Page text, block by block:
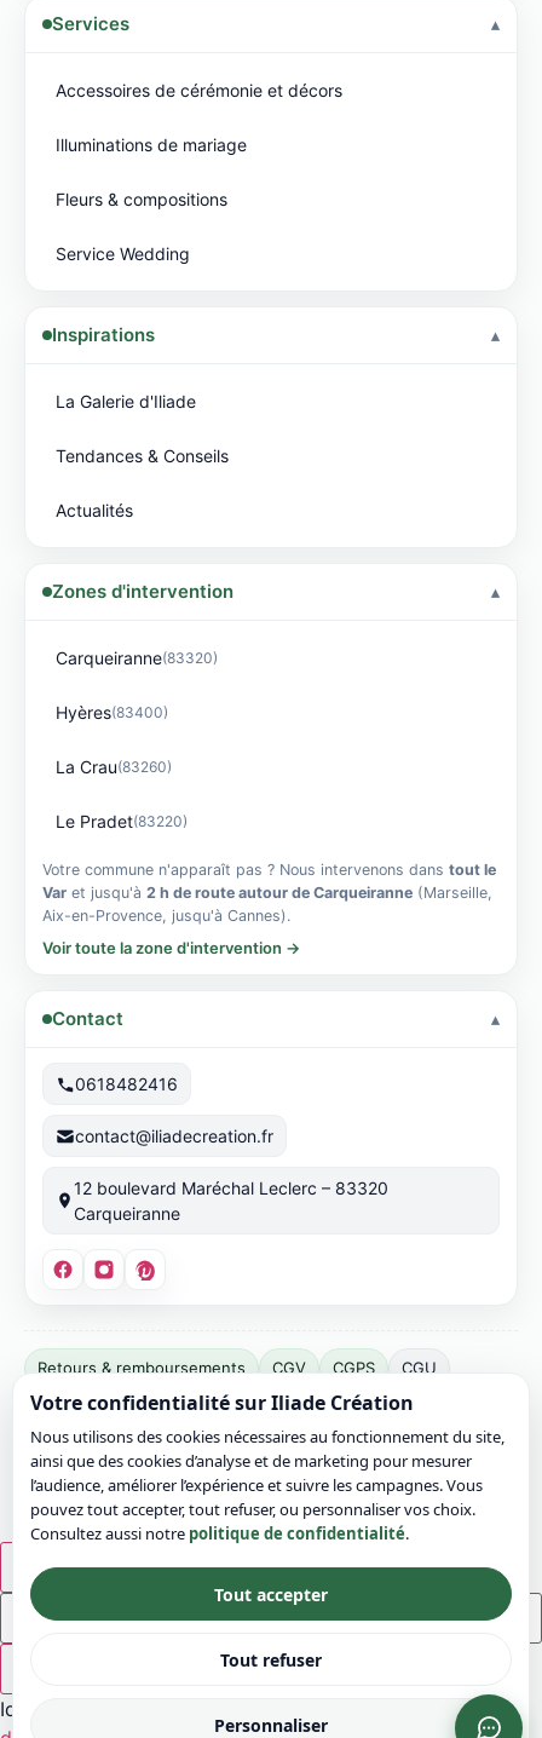
Services
Accessoires de cérémonie et décors
Illuminations de mariage
Fleurs & compositions
Service Wedding
Inspirations
La Galerie d'Iliade
Tendances & Conseils
Actualités
Zones d'intervention
Carqueiranne(83320)
Hyères(83400)
La Crau(83260)
Le Pradet(83220)
Votre commune n'apparaît pas ? Nous intervenons dans tout le
Var et jusqu'à 2 h de route autour de Carqueiranne (Marseille,
Aix-en-Provence, jusqu'à Cannes).
Voir toute la zone d'intervention →
Contact
0618482416
contact@iliadecreation.fr
12 boulevard Maréchal Leclerc – 83320
Carqueiranne
Retours & remboursements CGV CGPS CGU
Mentions légales Confidentialité Cookies
Plan du site
Contact
© 2026 Iliade Création – Tous droits réservés
Éditeur
du
Bonvicini
Jérémy.
SIRET :
911
049
799
00016.
Idées rapides :
Votre confidentialité sur Iliade Création
Nous utilisons des cookies nécessaires au fonctionnement du site,
ainsi que des cookies d’analyse et de marketing pour mesurer
l’audience, améliorer l’expérience et suivre les campagnes. Vous
pouvez tout accepter, tout refuser, ou personnaliser vos choix.
Consultez aussi notre politique de confidentialité.
Tout accepter
Tout refuser
Personnaliser